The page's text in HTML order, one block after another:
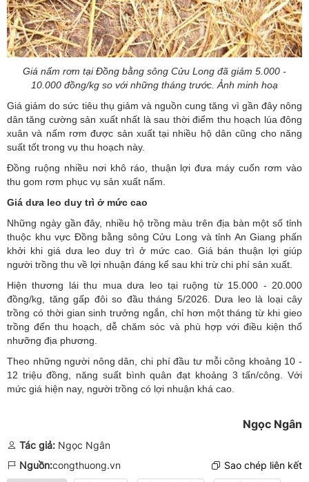
Giá nấm rơm tại Đồng bằng sông Cửu Long đã giảm 5.000 -
10.000 đồng/kg so với những tháng trước. Ảnh minh hoạ
Giá giảm do sức tiêu thụ giảm và nguồn cung tăng vì gần đây nông
dân tăng cường sản xuất nhất là sau thời điểm thu hoạch lúa đông
xuân và nấm rơm được sản xuất tại nhiều hộ dân cũng cho năng
suất tốt trong vụ thu hoạch này.
Đồng ruộng nhiều nơi khô ráo, thuận lợi đưa máy cuốn rơm vào
thu gom rơm phục vụ sản xuất nấm.
Giá dưa leo duy trì ở mức cao
Những ngày gần đây, nhiều hộ trồng màu trên địa bàn một số tỉnh
thuộc khu vực Đồng bằng sông Cửu Long và tỉnh An Giang phấn
khởi khi giá dưa leo duy trì ở mức cao. Giá bán thuận lợi giúp
người trồng thu về lợi nhuận đáng kể sau khi trừ chi phí sản xuất.
Hiện thương lái thu mua dưa leo tại ruộng từ 15.000 - 20.000
đồng/kg, tăng gấp đôi so đầu tháng 5/2026. Dưa leo là loại cây
trồng có thời gian sinh trưởng ngắn, chỉ hơn một tháng từ khi gieo
trồng đến thu hoạch, dễ chăm sóc và phù hợp với điều kiện thổ
nhưỡng địa phương.
Theo những người nông dân, chi phí đầu tư mỗi công khoảng 10 -
12 triệu đồng, năng suất bình quân đạt khoảng 3 tấn/công. Với
mức giá hiện nay, người trồng có lợi nhuận khá cao.
Ngọc Ngân
Tác giả: Ngọc Ngân
Nguồn:congthuong.vn Sao chép liên kết